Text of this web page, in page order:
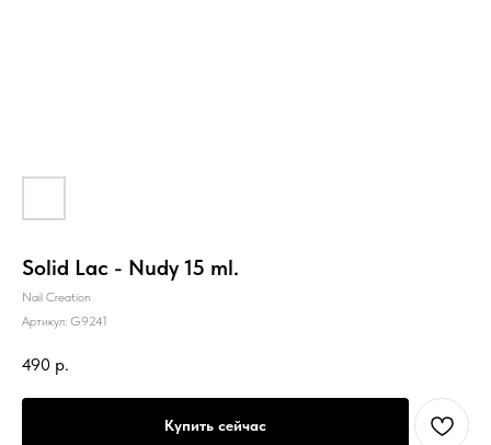
Solid Lac - Nudy 15 ml.
Nail Creation
Артикул: G9241
490 р.
Купить сейчас